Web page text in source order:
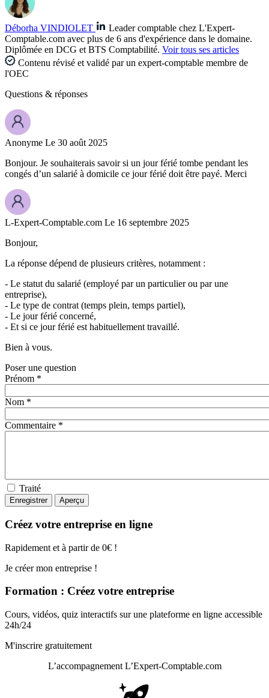
Déborha VINDIOLET
Leader comptable chez L'Expert-
Comptable.com avec plus de 6 ans d'expérience dans le domaine.
Diplômée en DCG et BTS Comptabilité. Voir tous ses articles
Contenu révisé et validé par un expert-comptable membre de
l'OEC
Questions & réponses
Anonyme Le 30 août 2025
Bonjour. Je souhaiterais savoir si un jour férié tombe pendant les
congés d’un salarié à domicile ce jour férié doit être payé. Merci
L-Expert-Comptable.com Le 16 septembre 2025
Bonjour,
La réponse dépend de plusieurs critères, notamment :
- Le statut du salarié (employé par un particulier ou par une
entreprise),
- Le type de contrat (temps plein, temps partiel),
- Le jour férié concerné,
- Et si ce jour férié est habituellement travaillé.
Bien à vous.
Poser une question
Prénom *
Nom *
Commentaire *
Traité
Créez votre entreprise en ligne
Rapidement et à partir de 0€ !
Je créer mon entreprise !
Formation : Créez votre entreprise
Cours, vidéos, quiz interactifs sur une plateforme en ligne accessible
24h/24
M'inscrire gratuitement
L’accompagnement L’Expert-Comptable.com